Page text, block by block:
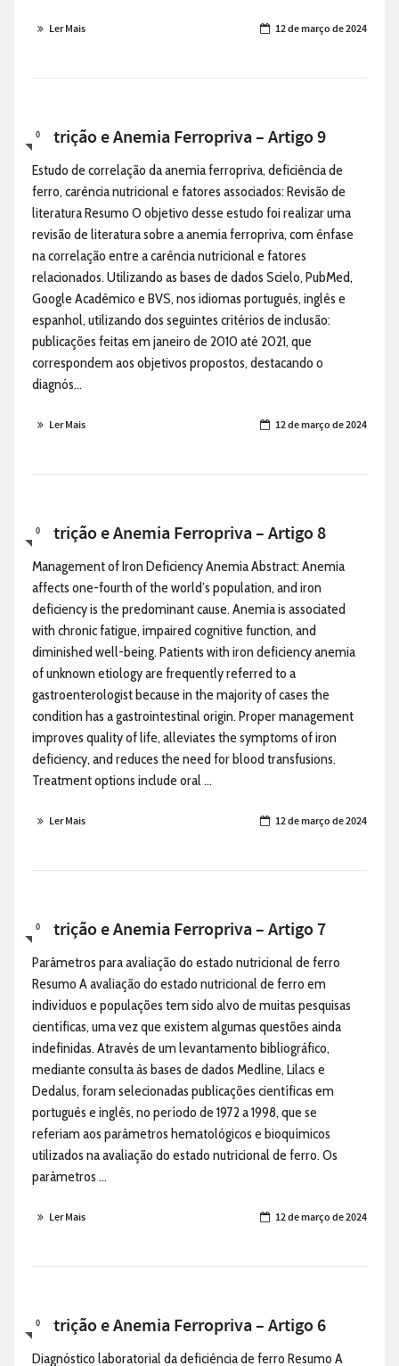
Ler Mais 12 de março de 2024
0
Nutrição e Anemia Ferropriva – Artigo 9
Estudo de correlação da anemia ferropriva, deficiência de
ferro, carência nutricional e fatores associados: Revisão de
literatura Resumo O objetivo desse estudo foi realizar uma
revisão de literatura sobre a anemia ferropriva, com ênfase
na correlação entre a carência nutricional e fatores
relacionados. Utilizando as bases de dados Scielo, PubMed,
Google Acadêmico e BVS, nos idiomas português, inglês e
espanhol, utilizando dos seguintes critérios de inclusão:
publicações feitas em janeiro de 2010 até 2021, que
correspondem aos objetivos propostos, destacando o
diagnós...
Ler Mais 12 de março de 2024
0
Nutrição e Anemia Ferropriva – Artigo 8
Management of Iron Deficiency Anemia Abstract: Anemia
affects one-fourth of the world’s population, and iron
deficiency is the predominant cause. Anemia is associated
with chronic fatigue, impaired cognitive function, and
diminished well-being. Patients with iron deficiency anemia
of unknown etiology are frequently referred to a
gastroenterologist because in the majority of cases the
condition has a gastrointestinal origin. Proper management
improves quality of life, alleviates the symptoms of iron
deficiency, and reduces the need for blood transfusions.
Treatment options include oral ...
Ler Mais 12 de março de 2024
0
Nutrição e Anemia Ferropriva – Artigo 7
Parâmetros para avaliação do estado nutricional de ferro
Resumo A avaliação do estado nutricional de ferro em
indivíduos e populações tem sido alvo de muitas pesquisas
científicas, uma vez que existem algumas questões ainda
indefinidas. Através de um levantamento bibliográfico,
mediante consulta às bases de dados Medline, Lilacs e
Dedalus, foram selecionadas publicações científicas em
português e inglês, no período de 1972 a 1998, que se
referiam aos parâmetros hematológicos e bioquímicos
utilizados na avaliação do estado nutricional de ferro. Os
parâmetros ...
Ler Mais 12 de março de 2024
0
Nutrição e Anemia Ferropriva – Artigo 6
Diagnóstico laboratorial da deficiência de ferro Resumo A